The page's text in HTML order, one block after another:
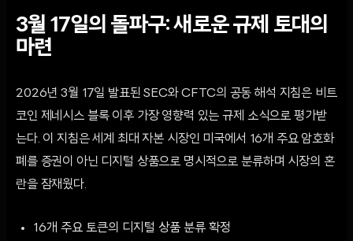
3월 17일의 돌파구: 새로운 규제 토대의
마련
2026년 3월 17일 발표된 SEC와 CFTC의 공동 해석 지침은 비트
코인 제네시스 블록 이후 가장 영향력 있는 규제 소식으로 평가받
는다. 이 지침은 세계 최대 자본 시장인 미국에서 16개 주요 암호화
폐를 증권이 아닌 디지털 상품으로 명시적으로 분류하며 시장의 혼
란을 잠재웠다.
16개 주요 토큰의 디지털 상품 분류 확정